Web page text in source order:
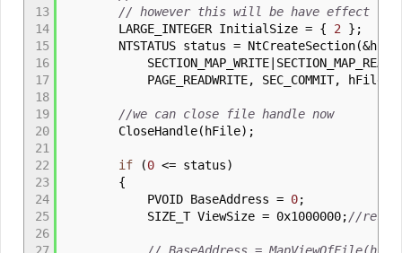
13
14
15
16
17
18
19
20
21
22
23
24
25
26
// however this will be have effect
LARGE_INTEGER InitialSize = { 2 } ;
NTSTATUS status = NtCreateSection(&
SECTION_MAP_WRITE SECTION_MAP_READ
PAGE_READWRITE, SEC_COMMIT, hFile
//we can close file handle now
CloseHandle( hFile) ;
if (0 <= status)
{
PVOID BaseAddress = 0;
SIZE_T ViewSize = 0x1000000;//